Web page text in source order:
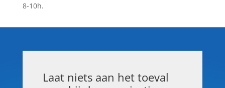
8-10h.
Laat niets aan het toeval